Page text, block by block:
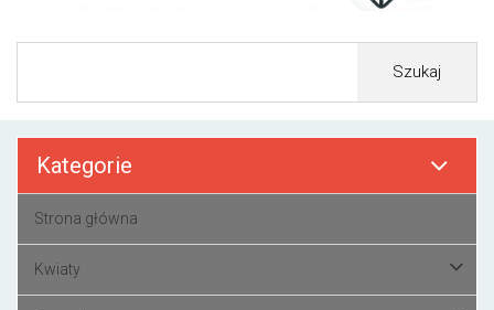
Szukaj
Kategorie
Strona główna
Kwiaty